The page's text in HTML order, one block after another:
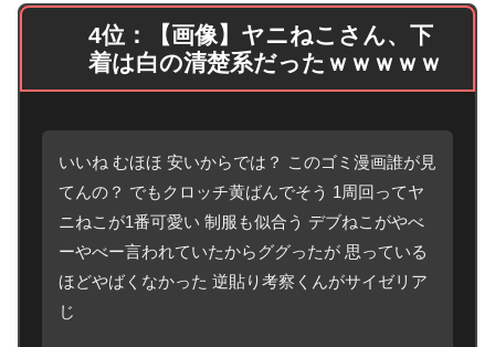
4位：【画像】ヤニねこさん、下
着は白の清楚系だったｗｗｗｗｗ
いいね むほほ 安いからでは？ このゴミ漫画誰が見
てんの？ でもクロッチ黄ばんでそう 1周回ってヤ
ニねこが1番可愛い 制服も似合う デブねこがやべ
ーやべー言われていたからググったが 思っている
ほどやばくなかった 逆貼り考察くんがサイゼリア
じ